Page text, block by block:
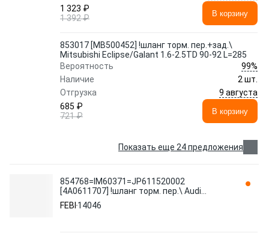
1 323 ₽
1 392 ₽
В корзину
853017 [MB500452] !шланг торм. пер.+зад.\
Mitsubishi Eclipse/Galant 1.6-2.5TD 90-92 L=285
Вероятность
99%
Наличие
2 шт.
Отгрузка
9 августа
685 ₽
721 ₽
В корзину
Показать еще 24 предложения
854768=IM60371=JP611520002
[4A0611707] !шланг торм. пер.\ Audi
100/A6 1.6-2.5TDi 90-97 L=270 14046 FEBI
FEBI 14046